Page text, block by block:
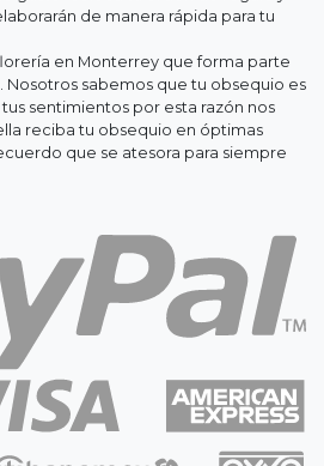
de manera rápida para tu
en Monterrey que forma parte
Nosotros sabemos que tu obsequio es
sentimientos por esta razón nos
reciba tu obsequio en óptimas
que se atesora para siempre